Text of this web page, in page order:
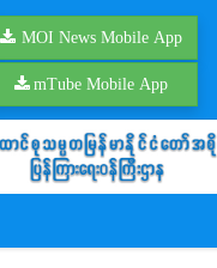
MOI News Mobile App
mTube Mobile App